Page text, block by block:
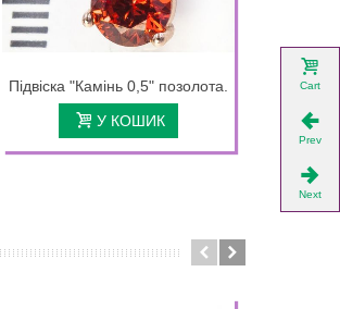
Підвіска "Камінь 0,5" позолота.
У КОШИК
Cart
Prev
Next